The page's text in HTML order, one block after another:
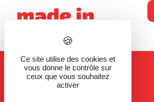
Ce site utilise des cookies et
vous donne le contrôle sur
ceux que vous souhaitez
activer